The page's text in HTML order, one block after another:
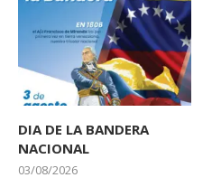
DIA DE LA BANDERA
NACIONAL
03/08/2026